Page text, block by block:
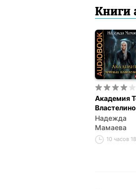
Книги
Академия
Надежда
Мамаева
10 часов